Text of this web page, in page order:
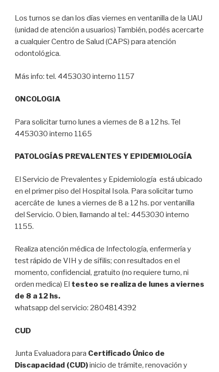
Los turnos se dan los días viernes en ventanilla de la UAU
(unidad de atención a usuarios) También, podés acercarte
a cualquier Centro de Salud (CAPS) para atención
odontológica.
Más info: tel. 4453030 interno 1157
ONCOLOGIA
Para solicitar turno lunes a viernes de 8 a 12 hs. Tel
4453030 interno 1165
PATOLOGÍAS PREVALENTES Y EPIDEMIOLOGÍA
El Servicio de Prevalentes y Epidemiología está ubicado
en el primer piso del Hospital Isola. Para solicitar turno
acercáte de lunes a viernes de 8 a 12 hs. por ventanilla
del Servicio. O bien, llamando al tel.: 4453030 interno
1155.
Realiza atención médica de Infectología, enfermería y
test rápido de VIH y de sífilis; con resultados en el
momento, confidencial, gratuito (no requiere turno, ni
orden medica) El testeo se realiza de lunes a viernes
de 8 a 12 hs.
whatsapp del servicio: 2804814392
CUD
Junta Evaluadora para Certificado Único de
Discapacidad (CUD)inicio de trámite, renovación y